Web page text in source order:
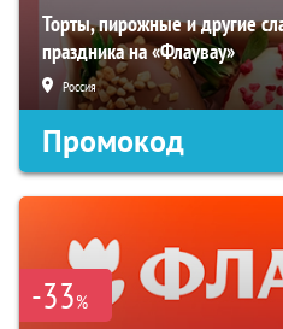
Торты, пирожные и другие
праздника на «Флаувау»
Россия
Промокод
-33%